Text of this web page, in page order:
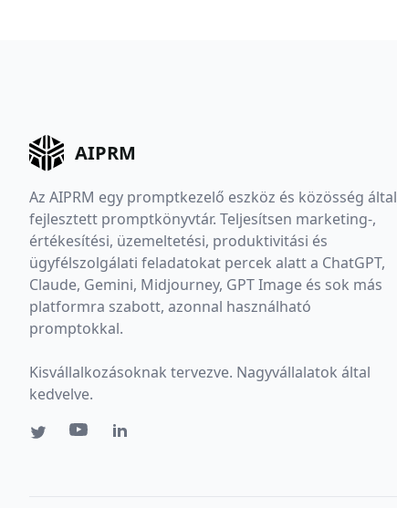
AIPRM
Az AIPRM egy promptkezelő eszköz és közösség által
fejlesztett promptkönyvtár. Teljesítsen marketing-,
értékesítési, üzemeltetési, produktivitási és
ügyfélszolgálati feladatokat percek alatt a ChatGPT,
Claude, Gemini, Midjourney, GPT Image és sok más
platformra szabott, azonnal használható
promptokkal.
Kisvállalkozásoknak tervezve. Nagyvállalatok által
kedvelve.